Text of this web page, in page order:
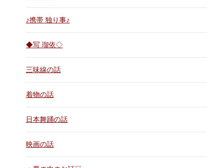
♪携帯 独り事♪
◆写 瑠依◇
三味線の話
着物の話
日本舞踊の話
映画の話